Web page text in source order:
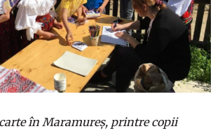
în Maramureș, printre copii